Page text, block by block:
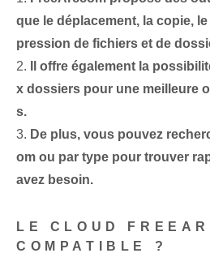
que le déplacement, la copie,
pression de fichiers et de
2.
Il offre également la
x dossiers pour une meilleure
s.
3. De plus, vous pouvez
om ou par type pour trouver
avez besoin.
LE CLOUD
COMPATIBLE ?